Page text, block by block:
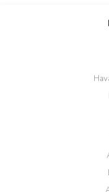
Bu
Ürün resmi kalitesiz,
Ürün açıklamasında
Ürün bilgilerinde
Ürün fiyatı diğer
Bu ürüne benzer farklı
ulaştı. Satış sonrasında
iletişimde hiç zorlanmadım.
alışverişinde yaşadığım en